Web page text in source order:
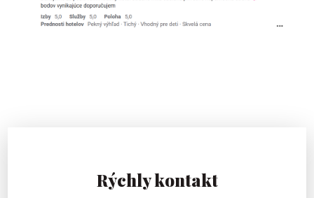
Rýchly kontakt